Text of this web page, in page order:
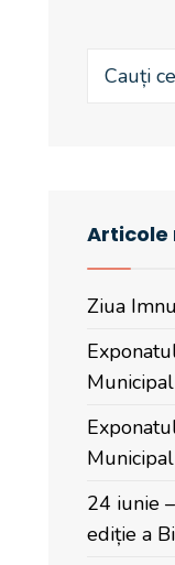
Articole
Ziua
Municipal
Municipal
24 iunie
ediție a